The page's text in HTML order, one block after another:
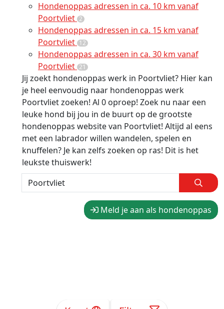
Hondenoppas adressen in ca. 10 km vanaf
Poortvliet 2
Hondenoppas adressen in ca. 15 km vanaf
Poortvliet 12
Hondenoppas adressen in ca. 30 km vanaf
Poortvliet 21
Jij zoekt hondenoppas werk in Poortvliet? Hier kan
je heel eenvoudig naar hondenoppas werk
Poortvliet zoeken! Al 0 oproep! Zoek nu naar een
leuke hond bij jou in de buurt op de grootste
hondenoppas website van Poortvliet! Altijd al eens
met een labrador willen wandelen, spelen en
knuffelen? Je kan zelfs zoeken op ras! Dit is het
leukste thuiswerk!
Meld je aan als hondenoppas